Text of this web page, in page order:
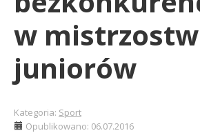
w
juniorów
Kategoria: Sport
Opublikowano: 06.07.2016